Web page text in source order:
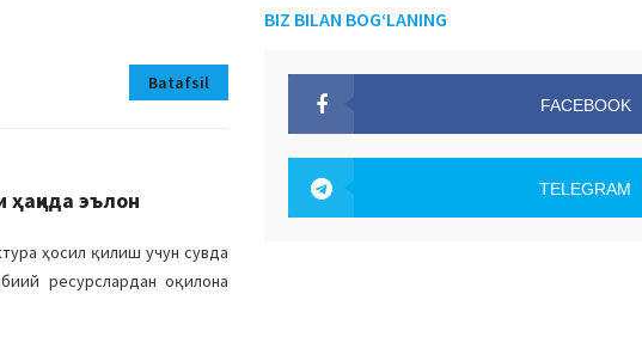
Batafsil
эълон
ҳосил қилиш учун сувда
ресурслардан оқилона
BIZ BILAN BOG‘LANING
FACEBOOK
TELEGRAM